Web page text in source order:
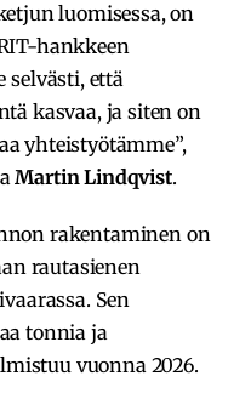
luomisessa, on
hankkeen
selvästi, että
kasvaa, ja siten on
yhteistyötämme”,
Martin Lindqvist.
rakentaminen on
rautasienen
Sen
tonnia ja
vuonna 2026.